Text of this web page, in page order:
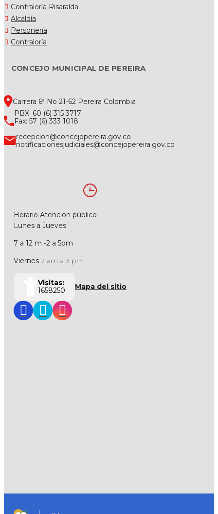
Contraloría Risaralda
Alcaldía
Personería
Contraloría
CONCEJO MUNICIPAL DE PEREIRA
Carrera 6ª No 21-62 Pereira Colombia
PBX: 60 (6) 315 3717
Fax: 57 (6) 333 1018
recepcion@concejopereira.gov.co
notificacionesjudiciales@concejopereira.gov.co
Horario Atención público
Lunes a Jueves
7 a 12 m -2 a 5pm
Viernes 7 am a 3 pm
Visitas:
1658250
Mapa del sitio